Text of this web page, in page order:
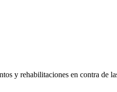
y rehabilitaciones en contra de